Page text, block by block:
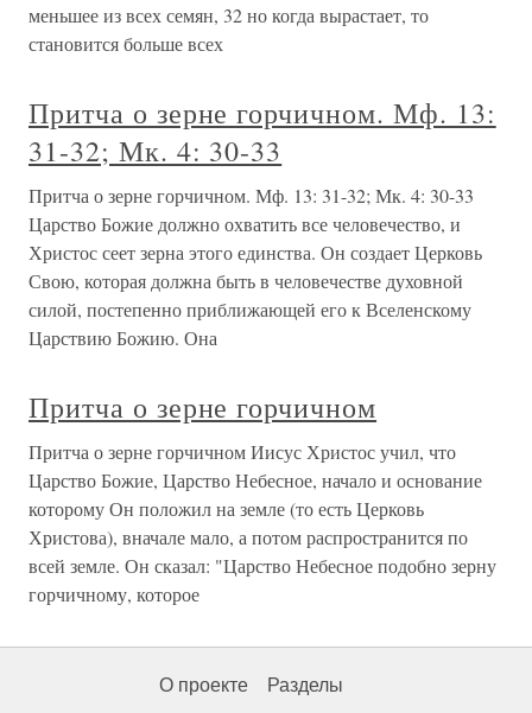
меньшее из всех семян, 32 но когда вырастает, то
становится больше всех
Притча о зерне горчичном. Мф. 13:
31-32; Мк. 4: 30-33
Притча о зерне горчичном. Мф. 13: 31-32; Мк. 4: 30-33
Царство Божие должно охватить все человечество, и
Христос сеет зерна этого единства. Он создает Церковь
Свою, которая должна быть в человечестве духовной
силой, постепенно приближающей его к Вселенскому
Царствию Божию. Она
Притча о зерне горчичном
Притча о зерне горчичном Иисус Христос учил, что
Царство Божие, Царство Небесное, начало и основание
которому Он положил на земле (то есть Церковь
Христова), вначале мало, а потом распространится по
всей земле. Он сказал: "Царство Небесное подобно зерну
горчичному, которое
О проекте Разделы